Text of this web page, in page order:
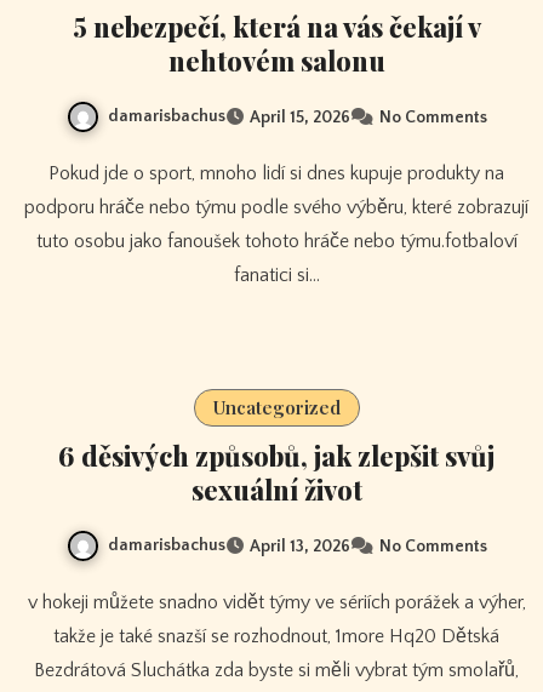
5 nebezpečí, která na vás čekají v
nehtovém salonu
damarisbachus April 15, 2026 No Comments
Pokud jde o sport, mnoho lidí si dnes kupuje produkty na
podporu hráče nebo týmu podle svého výběru, které zobrazují
tuto osobu jako fanoušek tohoto hráče nebo týmu.fotbaloví
fanatici si…
Uncategorized
6 děsivých způsobů, jak zlepšit svůj
sexuální život
damarisbachus April 13, 2026 No Comments
v hokeji můžete snadno vidět týmy ve sériích porážek a výher,
takže je také snazší se rozhodnout, 1more Hq20 Dětská
Bezdrátová Sluchátka zda byste si měli vybrat tým smolařů,